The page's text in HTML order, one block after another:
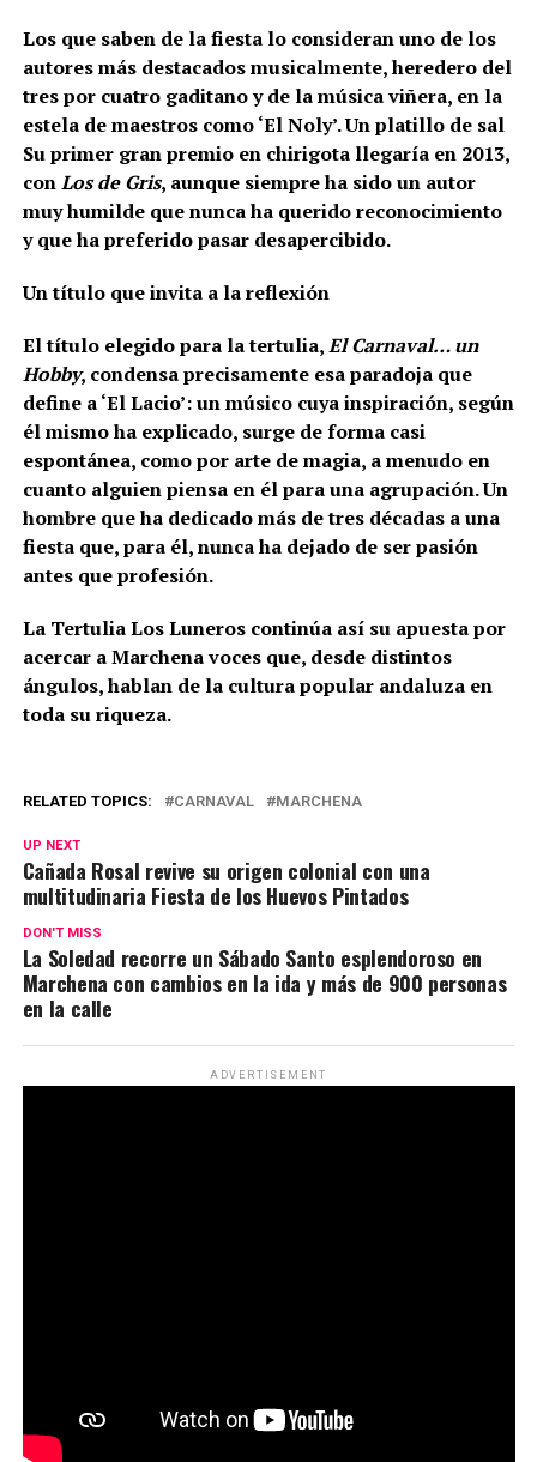
Los que saben de la fiesta lo consideran uno de los
autores más destacados musicalmente, heredero del
tres por cuatro gaditano y de la música viñera, en la
estela de maestros como ‘El Noly’.Un platillo de sal
Su primer gran premio en chirigota llegaría en 2013,
conLos de Gris, aunque siempre ha sido un autor
muy humilde que nunca ha querido reconocimiento
y que ha preferido pasar desapercibido.
Un título que invita a la reflexión
El título elegido para la tertulia,El Carnaval… un
Hobby, condensa precisamente esa paradoja que
define a ‘El Lacio’: un músico cuya inspiración, según
él mismo ha explicado, surge de forma casi
espontánea, como por arte de magia, a menudo en
cuanto alguien piensa en él para una agrupación. Un
hombre que ha dedicado más de tres décadas a una
fiesta que, para él, nunca ha dejado de ser pasión
antes que profesión.
La Tertulia Los Luneros continúa así su apuesta por
acercar a Marchena voces que, desde distintos
ángulos, hablan de la cultura popular andaluza en
toda su riqueza.
RELATED TOPICS: CARNAVAL MARCHENA
UP NEXT
Cañada Rosal revive su origen colonial con una
multitudinaria Fiesta de los Huevos Pintados
DON'T MISS
La Soledad recorre un Sábado Santo esplendoroso en
Marchena con cambios en la ida y más de 900 personas
en la calle
ADVERTISEMENT